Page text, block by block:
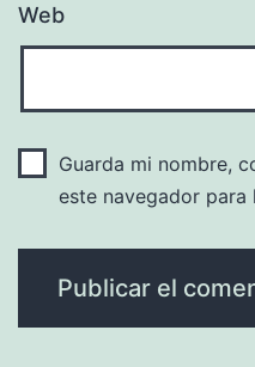
Web
Guarda mi nombre,
este navegador